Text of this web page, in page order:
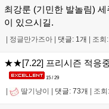
최강룬 (기민한 발놀림)
이 있으시길.
정글만가즈아 댓글: 1개 조회
★★[7.22] 프리시즌 적응
15 / 29
딸기냥이 댓글: 73개 조